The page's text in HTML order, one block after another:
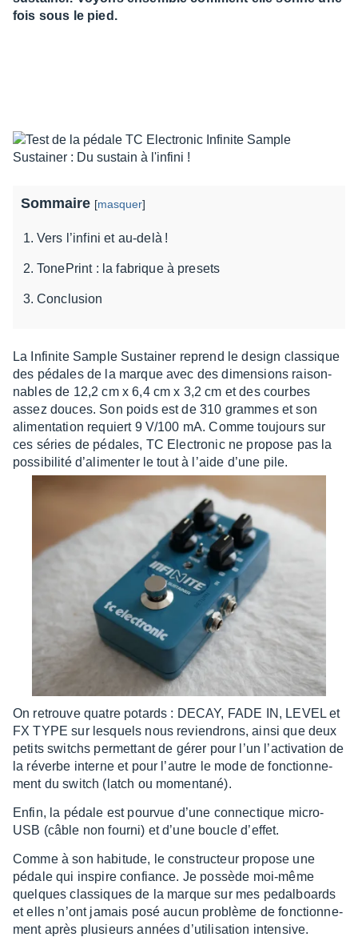
fois sous le pied.
Sommaire [masquer]
Vers l’infini et au-delà !
TonePrint : la fabrique à presets
Conclusion
La Infi­nite Sample Sustai­ner reprend le design clas­sique
des pédales de la marque avec des dimen­sions raison­
nables de 12,2 cm x 6,4 cm x 3,2 cm et des courbes
assez douces. Son poids est de 310 grammes et son
alimen­ta­tion requiert 9 V/100 mA. Comme toujours sur
ces séries de pédales, TC Elec­tro­nic ne propose pas la
possi­bi­lité d’ali­men­ter le tout à l’aide d’une pile.
On retrouve quatre potards : DECAY, FADE IN, LEVEL et
FX TYPE sur lesquels nous revien­drons, ainsi que deux
petits switchs permet­tant de gérer pour l’un l’ac­ti­va­tion de
la réverbe interne et pour l’autre le mode de fonc­tion­ne­
ment du switch (latch ou momen­tané).
Enfin, la pédale est pour­vue d’une connec­tique micro-
USB (câble non fourni) et d’une boucle d’ef­fet.
Comme à son habi­tude, le construc­teur propose une
pédale qui inspire confiance. Je possède moi-même
quelques clas­siques de la marque sur mes pedal­boards
et elles n’ont jamais posé aucun problème de fonc­tion­ne­
ment après plusieurs années d’uti­li­sa­tion inten­sive.